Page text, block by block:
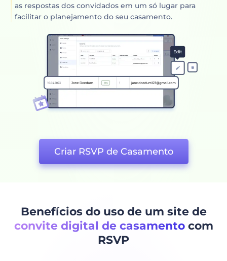
as respostas dos convidados em um só lugar para
facilitar o planejamento do seu casamento.
Criar RSVP de Casamento
Benefícios do uso de um site de
convite digital de casamentocom
RSVP